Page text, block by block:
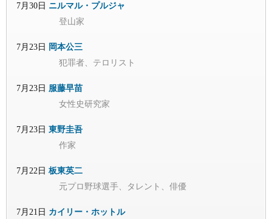
7月30日 ニルマル・プルジャ
登山家
7月23日 岡本公三
犯罪者、テロリスト
7月23日 服藤早苗
女性史研究家
7月23日 東野圭吾
作家
7月22日 板東英二
元プロ野球選手、タレント、俳優
7月21日 カイリー・ホットル